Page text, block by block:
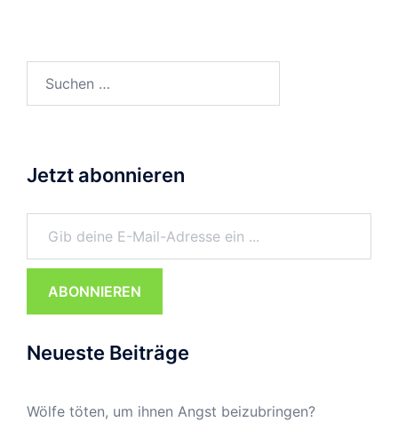
nach:
Jetzt abonnieren
Gib deine E-Mail-Adresse ein ...
ABONNIEREN
Neueste Beiträge
Wölfe töten, um ihnen Angst beizubringen?